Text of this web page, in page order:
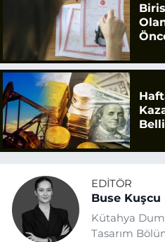
EDITÖR
Buse Kuşcu
Kütahya
Tasarım